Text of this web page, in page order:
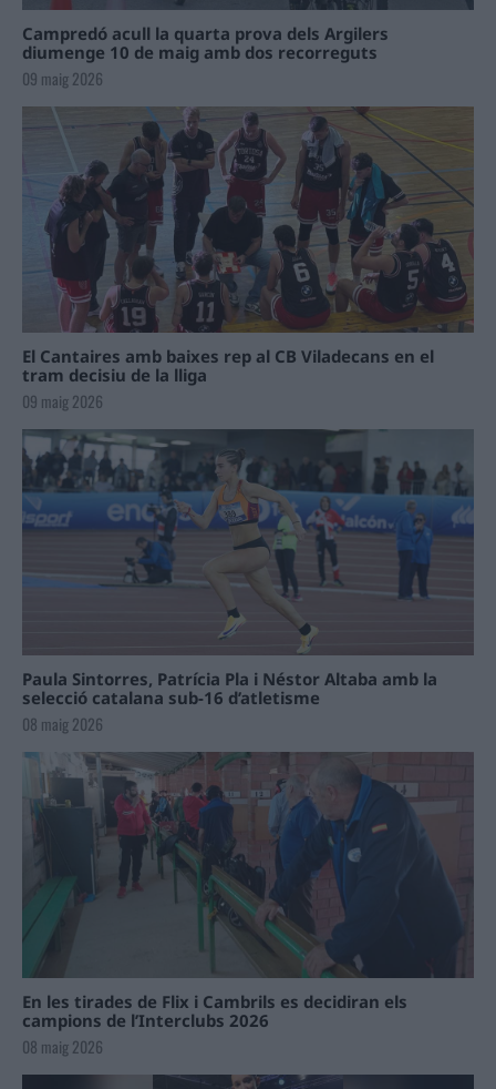
Campredó acull la quarta prova dels Argilers
diumenge 10 de maig amb dos recorreguts
09 maig 2026
El Cantaires amb baixes rep al CB Viladecans en el
tram decisiu de la lliga
09 maig 2026
Paula Sintorres, Patrícia Pla i Néstor Altaba amb la
selecció catalana sub-16 d’atletisme
08 maig 2026
En les tirades de Flix i Cambrils es decidiran els
campions de l’Interclubs 2026
08 maig 2026